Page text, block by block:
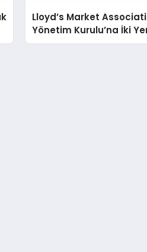
Lloyd’s Market
Yönetim Kurulu’na İki
Katıldı